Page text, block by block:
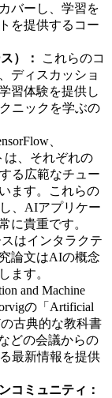
バーし、学習を
を提供するコー
）：
これらのコ
ディスカッショ
習体験を提供し
ニックを学ぶの
、
は、それぞれの
る広範なチュー
ます。これらの
、AIアプリケー
に貴重です。
はインタラクテ
論文はAIの概念
ます。
and Machine
の「Artificial
の古典的な教科書
どの会議からの
最新情報を提供
コミュニティ：